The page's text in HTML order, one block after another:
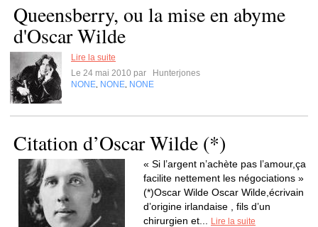
Queensberry, ou la mise en abyme
d'Oscar Wilde
Lire la suite
Le 24 mai 2010 par
Hunterjones
NONE NONE NONE
Citation d’Oscar Wilde (*)
« Si l’argent n’achète pas l’amour,ça
facilite nettement les négociations »
(*)Oscar Wilde Oscar Wilde,écrivain
d’origine irlandaise , fils d’un
chirurgien et...
Lire la suite